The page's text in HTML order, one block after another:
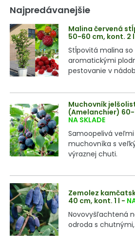
Najpredávanejšie
Malina červená
50-60 cm, kont. 2 l
Stĺpovitá malina so
aromatickými
pestovanie v
Muchovník
(Amelanchier) 60-
NA SKLADE
Samoopelivá
muchovníka s
výraznej chuti.
Zemolez
40 cm, kont. 1 l -
Novovyšľachtená
odroda s